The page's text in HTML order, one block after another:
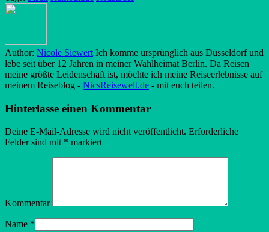
Author: Nicole Siewert Ich komme ursprünglich aus Düsseldorf und
lebe seit über 12 Jahren in meiner Wahlheimat Berlin. Da Reisen
meine größte Leidenschaft ist, möchte ich meine Reiseerlebnisse auf
meinem Reiseblog - NicsReisewelt.de - mit euch teilen.
Hinterlasse einen Kommentar
Deine E-Mail-Adresse wird nicht veröffentlicht. Erforderliche
Felder sind mit * markiert
Kommentar
Name *